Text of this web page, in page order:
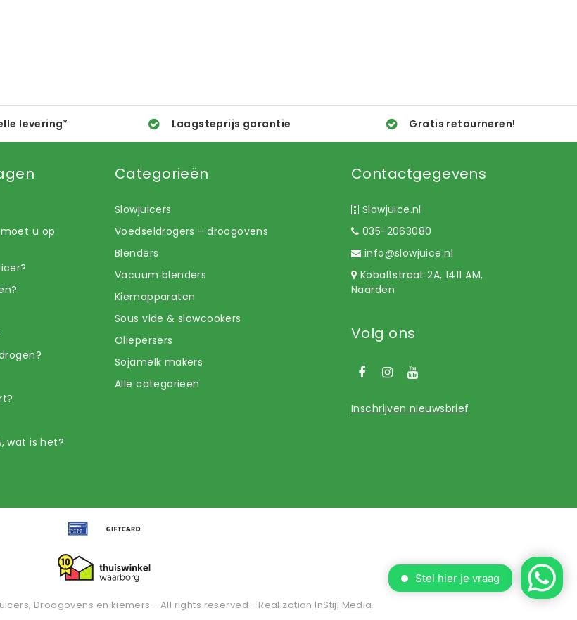
levering* Laagsteprijs garantie Gratis retourneren!
u op
wat is het?
Categorieën
Slowjuicers
Voedseldrogers - droogovens
Blenders
Vacuum blenders
Kiemapparaten
Sous vide & slowcookers
Oliepersers
Sojamelk makers
Alle categorieën
Contactgegevens
Slowjuice.nl
035-2063080
info@slowjuice.nl
Kobaltstraat 2A, 1411 AM,
Naarden
Volg ons
Inschrijven nieuwsbrief
Droogovens en kiemers - All rights reserved - Realization InStijl Media